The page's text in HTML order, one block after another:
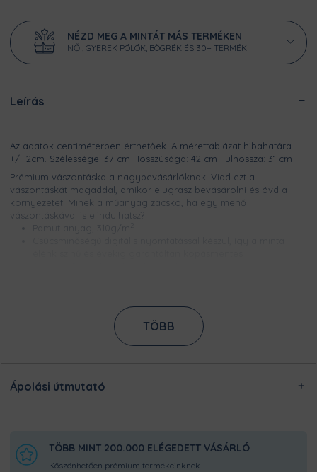
NÉZD MEG A MINTÁT MÁS TERMÉKEN
NŐI, GYEREK PÓLÓK, BÖGRÉK ÉS 30+ TERMÉK
Leírás
Az adatok centiméterben érthetőek. A mérettáblázat hibahatára
+/- 2cm. Szélessége: 37 cm Hosszúsága: 42 cm Fülhossza: 31 cm
Prémium vászontáska a nagybevásárlóknak! Vidd ezt a
vászontáskát magaddal, amikor elugrasz bevásárolni és óvd a
környezetet! Minek a műanyag zacskó, ha egy menő
vászontáskával is elindulhatsz?
Ezt a terméket a kínálatunkban megtalálható designokból
egyedileg készítjük számodra, a legnagyobb odafigyeléssel!
Nincsen előre legyártott raktárkészletünk, így Pamutmanóink
azon dolgoznak, hogy minél gyorsabban elkészüljenek a
TÖBB
Ápolási útmutató
TÖBB MINT 200.000 ELÉGEDETT VÁSÁRLÓ
Köszönhetően prémium termékeinknek